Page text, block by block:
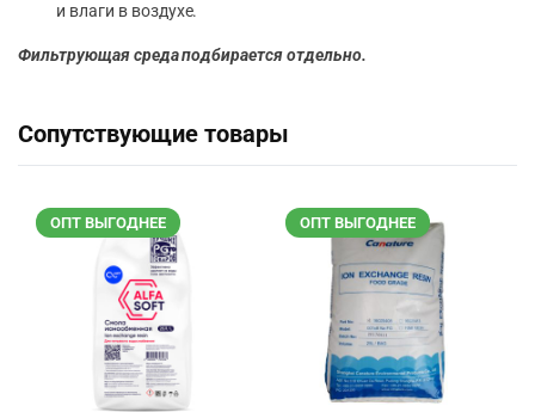
и влаги в воздухе.
Фильтрующая среда подбирается отдельно.
Сопутствующие товары
ОПТ ВЫГОДНЕЕ ОПТ ВЫГОДНЕЕ